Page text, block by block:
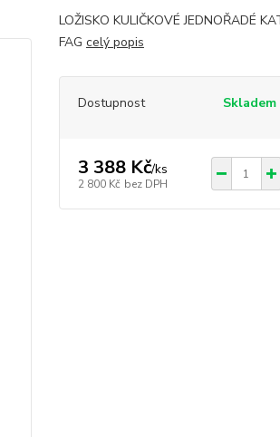
LOŽISKO KULIČKOVÉ JEDNOŘADÉ
FAG celý popis
Dostupnost Skladem
3 388 Kč/ks
2 800 Kč bez DPH